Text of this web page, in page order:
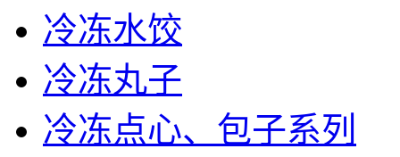
冷冻水饺
冷冻丸子
冷冻点心、包子系列